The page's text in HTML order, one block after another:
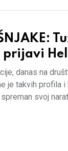
danas na
je takvih profila
svoj